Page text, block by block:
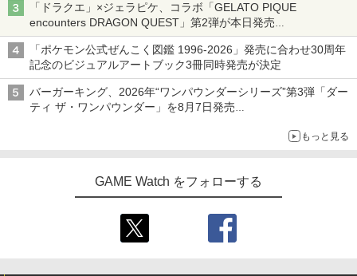
「ドラクエ」×ジェラピケ、コラボ「GELATO PIQUE
encounters DRAGON QUEST」第2弾が本日発売
アイスカップに入ったスライムやわたぼう、ベビーサタンなどが
オリジナルアートで登場
「ポケモン公式ぜんこく図鑑 1996-2026」発売に合わせ30周年
記念のビジュアルアートブック3冊同時発売が決定
バーガーキング、2026年“ワンパウンダーシリーズ”第3弾「ダー
ティ ザ・ワンパウンダー」を8月7日発売
もっと見る
GAME Watch をフォローする